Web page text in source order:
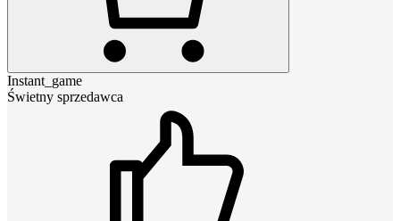
Instant_game
Świetny sprzedawca